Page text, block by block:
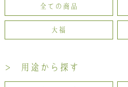
たからの上生菓子
全ての商品
大福
> 用途から探す